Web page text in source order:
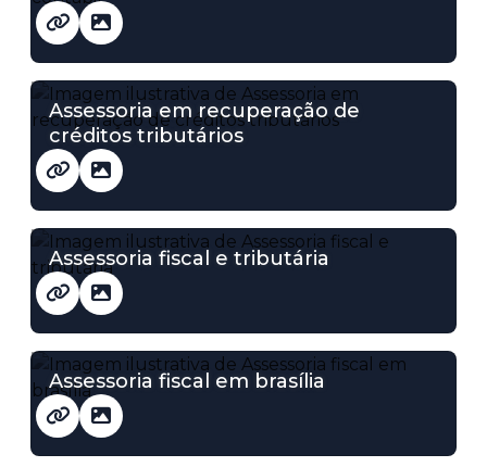
Assessoria em recuperação de
créditos tributários
Assessoria fiscal e tributária
Assessoria fiscal em brasília